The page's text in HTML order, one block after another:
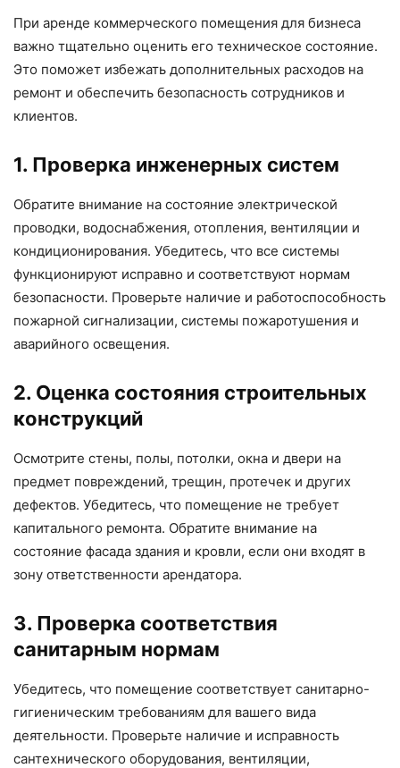
При аренде коммерческого помещения для бизнеса
важно тщательно оценить его техническое состояние.
Это поможет избежать дополнительных расходов на
ремонт и обеспечить безопасность сотрудников и
клиентов.
1. Проверка инженерных систем
Обратите внимание на состояние электрической
проводки, водоснабжения, отопления, вентиляции и
кондиционирования. Убедитесь, что все системы
функционируют исправно и соответствуют нормам
безопасности. Проверьте наличие и работоспособность
пожарной сигнализации, системы пожаротушения и
аварийного освещения.
2. Оценка состояния строительных
конструкций
Осмотрите стены, полы, потолки, окна и двери на
предмет повреждений, трещин, протечек и других
дефектов. Убедитесь, что помещение не требует
капитального ремонта. Обратите внимание на
состояние фасада здания и кровли, если они входят в
зону ответственности арендатора.
3. Проверка соответствия
санитарным нормам
Убедитесь, что помещение соответствует санитарно-
гигиеническим требованиям для вашего вида
деятельности. Проверьте наличие и исправность
сантехнического оборудования, вентиляции,